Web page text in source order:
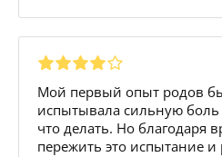
Мой первый опыт родов
испытывала сильную боль
что делать. Но благодаря
пережить это испытание и